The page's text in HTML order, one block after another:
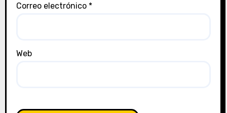
Correo electrónico *
Web